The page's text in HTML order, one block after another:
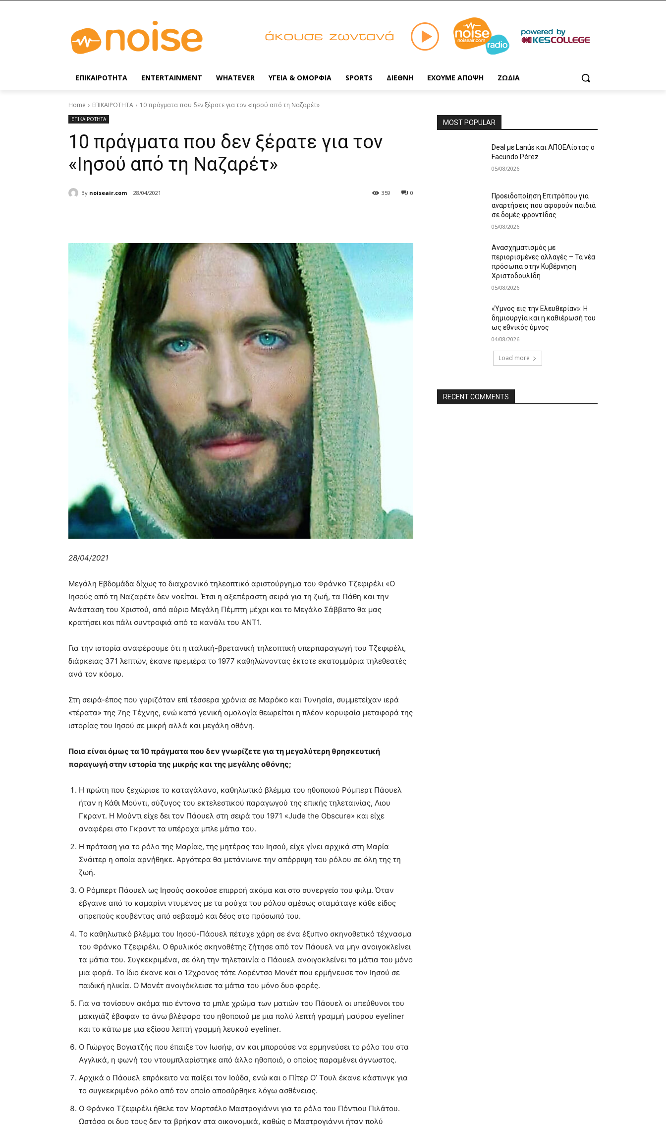
ΕΠΙΚΑΙΡΟΤΗΤΑ ENTERTAINMENT WHATEVER ΥΓΕΙΑ & ΟΜΟΡΦΙΑ SPORTS ΔΙΕΘΝΗ ΕΧΟΥΜΕ ΑΠΟΨΗ ΖΩΔΙΑ
Home ΕΠΙΚΑΙΡΟΤΗΤΑ 10 πράγματα που δεν ξέρατε για τον «Ιησού από τη Ναζαρέτ»
ΕΠΙΚΑΙΡΟΤΗΤΑ
10 πράγματα που δεν ξέρατε για τον
«Ιησού από τη Ναζαρέτ»
By noiseair.com 28/04/2021 0
359
28/04/2021
Μεγάλη Εβδομάδα δίχως το διαχρονικό τηλεοπτικό αριστούργημα του Φράνκο Τζεφιρέλι «Ο
Ιησούς από τη Ναζαρέτ» δεν νοείται. Έτσι η αξεπέραστη σειρά για τη ζωή, τα Πάθη και την
Ανάσταση του Χριστού, από αύριο Μεγάλη Πέμπτη μέχρι και το Μεγάλο Σάββατο θα μας
κρατήσει και πάλι συντροφιά από το κανάλι του ANT1.
Για την ιστορία αναφέρουμε ότι η ιταλική-βρετανική τηλεοπτική υπερπαραγωγή του Τζεφιρέλι,
διάρκειας 371 λεπτών, έκανε πρεμιέρα το 1977 καθηλώνοντας έκτοτε εκατομμύρια τηλεθεατές
ανά τον κόσμο.
Στη σειρά-έπος που γυριζόταν επί τέσσερα χρόνια σε Μαρόκο και Τυνησία, συμμετείχαν ιερά
«τέρατα» της 7ης Τέχνης, ενώ κατά γενική ομολογία θεωρείται η πλέον κορυφαία μεταφορά της
ιστορίας του Ιησού σε μικρή αλλά και μεγάλη οθόνη.
Ποια είναι όμως τα 10 πράγματα που δεν γνωρίζετε για τη μεγαλύτερη θρησκευτική
παραγωγή στην ιστορία της μικρής και της μεγάλης οθόνης;
H πρώτη που ξεχώρισε το καταγάλανο, καθηλωτικό βλέμμα του ηθοποιού Ρόμπερτ Πάουελ
ήταν η Κάθι Μούντι, σύζυγος του εκτελεστικού παραγωγού της επικής τηλεταινίας, Λιου
Γκραντ. Η Μούντι είχε δει τον Πάουελ στη σειρά του 1971 «Jude the Obscure» και είχε
αναφέρει στο Γκραντ τα υπέροχα μπλε μάτια του.
Η πρόταση για το ρόλο της Μαρίας, της μητέρας του Ιησού, είχε γίνει αρχικά στη Μαρία
Σνάιτερ η οποία αρνήθηκε. Αργότερα θα μετάνιωνε την απόρριψη του ρόλου σε όλη της τη
ζωή.
Ο Ρόμπερτ Πάουελ ως Ιησούς ασκούσε επιρροή ακόμα και στο συνεργείο του φιλμ. Όταν
έβγαινε από το καμαρίνι ντυμένος με τα ρούχα του ρόλου αμέσως σταμάταγε κάθε είδος
απρεπούς κουβέντας από σεβασμό και δέος στο πρόσωπό του.
Το καθηλωτικό βλέμμα του Ιησού-Πάουελ πέτυχε χάρη σε ένα έξυπνο σκηνοθετικό τέχνασμα
του Φράνκο Τζεφιρέλι. Ο θρυλικός σκηνοθέτης ζήτησε από τον Πάουελ να μην ανοιγοκλείνει
τα μάτια του. Συγκεκριμένα, σε όλη την τηλεταινία ο Πάουελ ανοιγοκλείνει τα μάτια του μόνο
μια φορά. Το ίδιο έκανε και ο 12χρονος τότε Λορέντσο Μονέτ που ερμήνευσε τον Ιησού σε
παιδική ηλικία. Ο Μονέτ ανοιγόκλεισε τα μάτια του μόνο δυο φορές.
Για να τονίσουν ακόμα πιο έντονα το μπλε χρώμα των ματιών του Πάουελ οι υπεύθυνοι του
μακιγιάζ έβαφαν το άνω βλέφαρο του ηθοποιού με μια πολύ λεπτή γραμμή μαύρου eyeliner
και το κάτω με μια εξίσου λεπτή γραμμή λευκού eyeliner.
Ο Γιώργος Βογιατζής που έπαιξε τον Ιωσήφ, αν και μπορούσε να ερμηνεύσει το ρόλο του στα
Αγγλικά, η φωνή του ντουμπλαρίστηκε από άλλο ηθοποιό, ο οποίος παραμένει άγνωστος.
Αρχικά ο Πάουελ επρόκειτο να παίξει τον Ιούδα, ενώ και ο Πίτερ Ο’ Τουλ έκανε κάστινγκ για
το συγκεκριμένο ρόλο από τον οποίο αποσύρθηκε λόγω ασθένειας.
Ο Φράνκο Τζεφιρέλι ήθελε τον Μαρτσέλο Μαστρογιάννι για το ρόλο του Πόντιου Πιλάτου.
Ωστόσο οι δυο τους δεν τα βρήκαν στα οικονομικά, καθώς ο Μαστρογιάννι ήταν πολύ
MOST POPULAR
Deal με Lanús και ΑΠΟΕΛίστας ο
Facundo Pérez
05/08/2026
Προειδοποίηση Επιτρόπου για
αναρτήσεις που αφορούν παιδιά
σε δομές φροντίδας
05/08/2026
Ανασχηματισμός με
περιορισμένες αλλαγές – Τα νέα
πρόσωπα στην Κυβέρνηση
Χριστοδουλίδη
05/08/2026
«Ύμνος εις την Ελευθερίαν»: Η
δημιουργία και η καθιέρωσή του
ως εθνικός ύμνος
04/08/2026
Load more
RECENT COMMENTS